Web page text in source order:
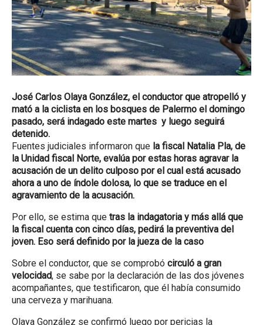
José Carlos Olaya González, el conductor que atropelló y
mató a la ciclista en los bosques de Palermo el domingo
pasado, será indagado este martes y luego seguirá
detenido.
Fuentes judiciales informaron que la fiscal Natalia Pla, de
la Unidad fiscal Norte, evalúa por estas horas agravar la
acusación de un delito culposo por el cual está acusado
ahora a uno de índole dolosa, lo que se traduce en el
agravamiento de la acusación.
Por ello, se estima que tras la indagatoria y más allá que
la fiscal cuenta con cinco días, pedirá la preventiva del
joven. Eso será definido por la jueza de la caso
Sobre el conductor, que se comprobó circuló a gran
velocidad, se sabe por la declaración de las dos jóvenes
acompañantes, que testificaron, que él había consumido
una cerveza y marihuana.
Olaya González se confirmó luego por pericias la